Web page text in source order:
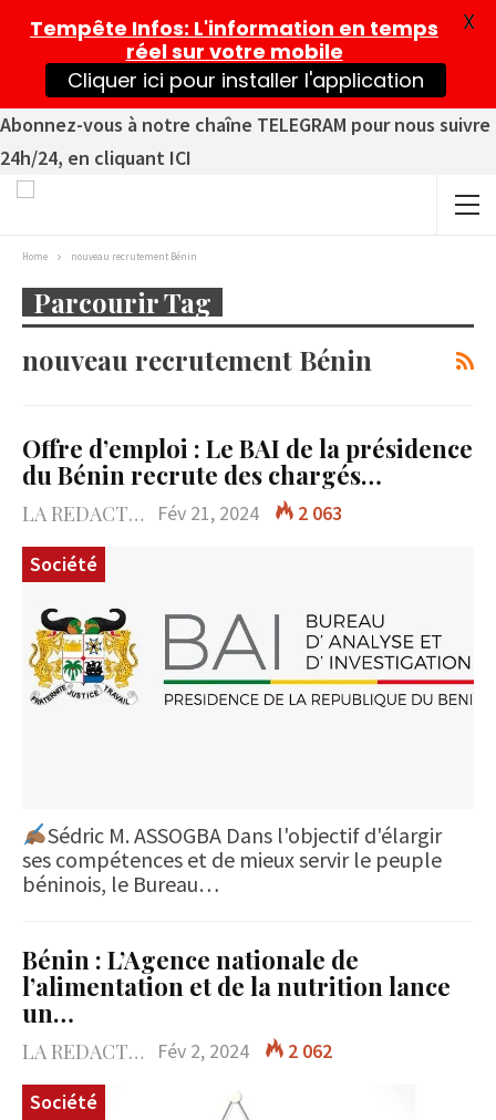
Abonnez-vous à notre chaîne TELEGRAM pour nous suivre
24h/24, en cliquant ICI
Home nouveau recrutement Bénin
Parcourir Tag
nouveau recrutement Bénin
Offre d’emploi : Le BAI de la présidence
du Bénin recrute des chargés…
LA REDACTION Fév 21, 2024
2 063
Société
Sédric M. ASSOGBA Dans l'objectif d'élargir
ses compétences et de mieux servir le peuple
béninois, le Bureau…
Bénin : L’Agence nationale de
l’alimentation et de la nutrition lance
un…
LA REDACTION Fév 2, 2024
2 062
Société
Tempête Infos: L'information en temps
réel sur votre mobile
Cliquer ici pour installer l'application
X